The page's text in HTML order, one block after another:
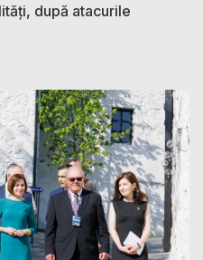
după atacurile